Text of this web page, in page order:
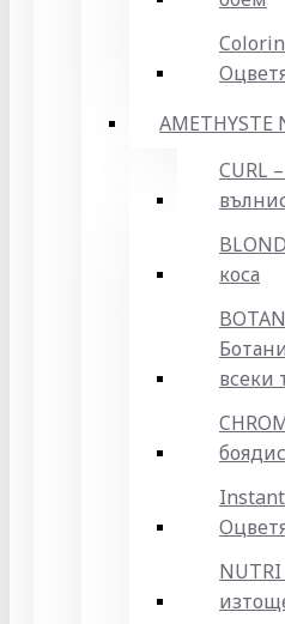
AMETHYSTE
CURL
коса
всеки
NUTRI